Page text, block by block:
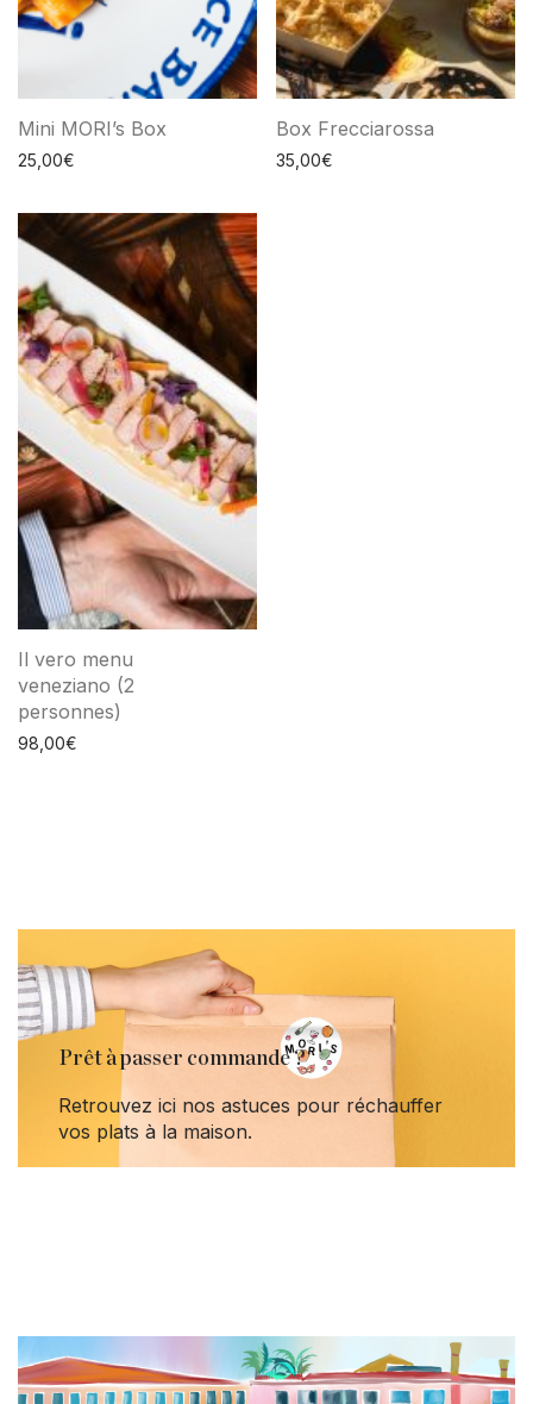
Mini MORI’s Box
25,00€
Box Frecciarossa
35,00€
Il vero menu
veneziano (2
personnes)
98,00€
Prêt à passer commande ?
Retrouvez ici nos astuces pour réchauffer
vos plats à la maison.